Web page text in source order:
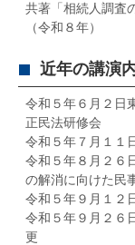
共著「相続人調査
（令和８年）
近年の講演
令和５年６月２日
正民法研修会
令和５年７月１１
令和５年８月２６
の解消に向けた民
令和５年９月１２
令和５年９月２６
更